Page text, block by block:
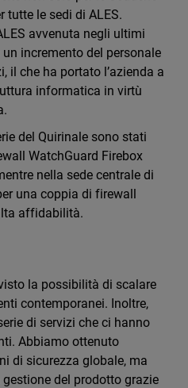
tutte le sedi di ALES.
avvenuta negli ultimi
incremento del personale
il che ha portato l’azienda a
informatica in virtù
del Quirinale sono stati
WatchGuard Firebox
nella sede centrale di
una coppia di firewall
affidabilità.
la possibilità di scalare
contemporanei. Inoltre,
di servizi che ci hanno
Abbiamo ottenuto
di sicurezza globale, ma
del prodotto grazie